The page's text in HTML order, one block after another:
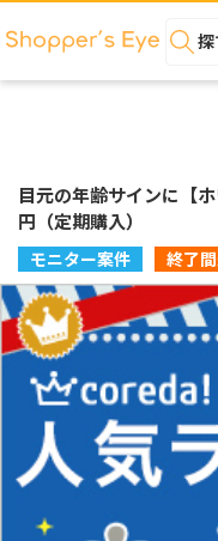
探
目元の年齢サインに【
円（定期購入）
モニター案件 終了